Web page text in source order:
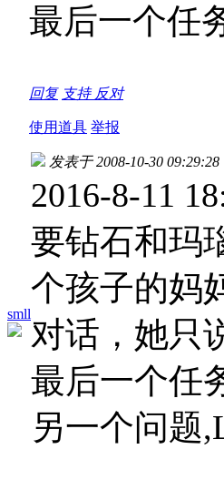
最后一个任
回复 支持 反对
使用道具 举报
smll
发表于 2008-10-30 09:29:28
2016-8-11
要钻石和玛
个孩子的妈
对话，她只
最后一个任
另一个问题